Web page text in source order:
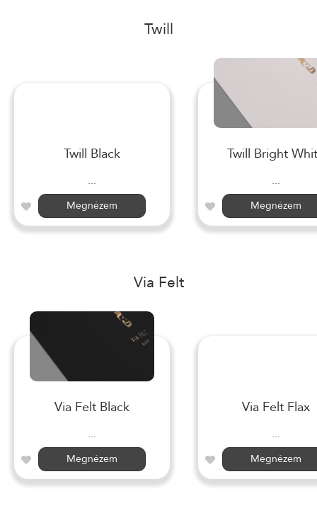
Twill
Twill Black
...
Megnézem
Twill Bright
...
Megnézem
Via Felt
Via Felt Black
...
Megnézem
Via Felt Flax
...
Megnézem